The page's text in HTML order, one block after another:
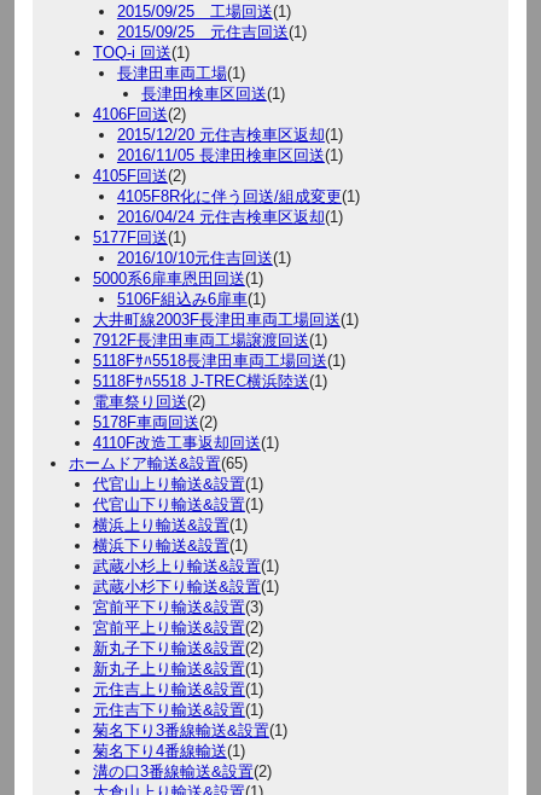
2015/09/25 工場回送(1)
2015/09/25 元住吉回送(1)
TOQ-i 回送(1)
長津田車両工場(1)
長津田検車区回送(1)
4106F回送(2)
2015/12/20 元住吉検車区返却(1)
2016/11/05 長津田検車区回送(1)
4105F回送(2)
4105F8R化に伴う回送/組成変更(1)
2016/04/24 元住吉検車区返却(1)
5177F回送(1)
2016/10/10元住吉回送(1)
5000系6扉車恩田回送(1)
5106F組込み6扉車(1)
大井町線2003F長津田車両工場回送(1)
7912F長津田車両工場譲渡回送(1)
5118Fｻﾊ5518長津田車両工場回送(1)
5118Fｻﾊ5518 J-TREC横浜陸送(1)
電車祭り回送(2)
5178F車両回送(2)
4110F改造工事返却回送(1)
ホームドア輸送&設置(65)
代官山上り輸送&設置(1)
代官山下り輸送&設置(1)
横浜上り輸送&設置(1)
横浜下り輸送&設置(1)
武蔵小杉上り輸送&設置(1)
武蔵小杉下り輸送&設置(1)
宮前平下り輸送&設置(3)
宮前平上り輸送&設置(2)
新丸子下り輸送&設置(2)
新丸子上り輸送&設置(1)
元住吉上り輸送&設置(1)
元住吉下り輸送&設置(1)
菊名下り3番線輸送&設置(1)
菊名下り4番線輸送(1)
溝の口3番線輸送&設置(2)